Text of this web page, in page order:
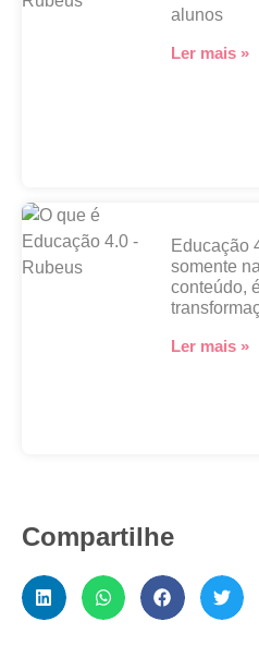
alunos
Ler mais »
Educação
somente
conteúdo,
Ler mais »
Compartilhe